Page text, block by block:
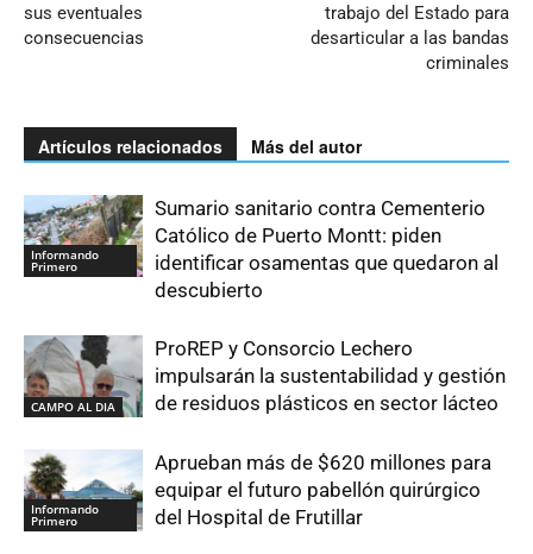
sus eventuales
consecuencias
trabajo del Estado para
desarticular a las bandas
criminales
Artículos relacionados Más del autor
Informando
Primero
Sumario sanitario contra Cementerio
Católico de Puerto Montt: piden
identificar osamentas que quedaron al
descubierto
CAMPO AL DIA
ProREP y Consorcio Lechero
impulsarán la sustentabilidad y gestión
de residuos plásticos en sector lácteo
Informando
Primero
Aprueban más de $620 millones para
equipar el futuro pabellón quirúrgico
del Hospital de Frutillar